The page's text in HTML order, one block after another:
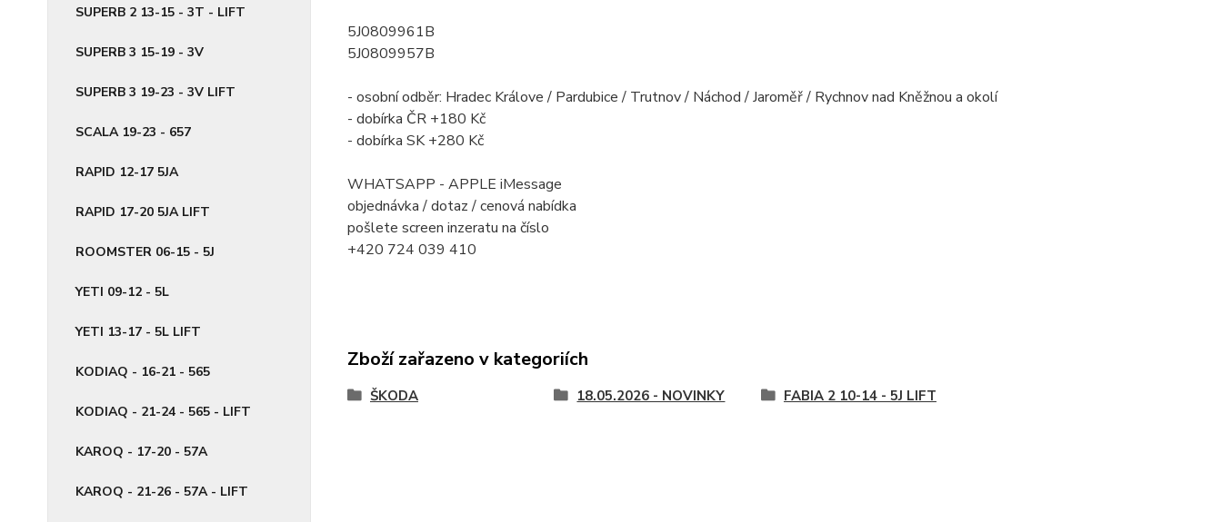
SUPERB 2 13-15 - 3T - LIFT
SUPERB 3 15-19 - 3V
SUPERB 3 19-23 - 3V LIFT
SCALA 19-23 - 657
RAPID 12-17 5JA
RAPID 17-20 5JA LIFT
ROOMSTER 06-15 - 5J
YETI 09-12 - 5L
YETI 13-17 - 5L LIFT
KODIAQ - 16-21 - 565
KODIAQ - 21-24 - 565 - LIFT
KAROQ - 17-20 - 57A
KAROQ - 21-26 - 57A - LIFT
5J0809961B
5J0809957B
- osobní odběr: Hradec Králove / Pardubice / Trutnov / Náchod / Jaroměř / Rychnov nad Kněžnou a okolí
- dobírka ČR +180 Kč
- dobírka SK +280 Kč
WHATSAPP - APPLE iMessage
objednávka / dotaz / cenová nabídka
pošlete screen inzeratu na číslo
+420 724 039 410
Zboží zařazeno v kategoriích
ŠKODA 18.05.2026 - NOVINKY FABIA 2 10-14 - 5J LIFT